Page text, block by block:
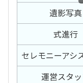
遺影写真
式進行
セレモニーアシ
運営スタ